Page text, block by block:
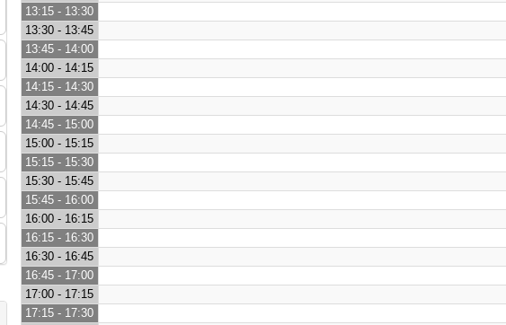
13:15 - 13:30
13:30 - 13:45
13:45 - 14:00
14:00 - 14:15
14:15 - 14:30
14:30 - 14:45
14:45 - 15:00
15:00 - 15:15
15:15 - 15:30
15:30 - 15:45
15:45 - 16:00
16:00 - 16:15
16:15 - 16:30
16:30 - 16:45
16:45 - 17:00
17:00 - 17:15
17:15 - 17:30